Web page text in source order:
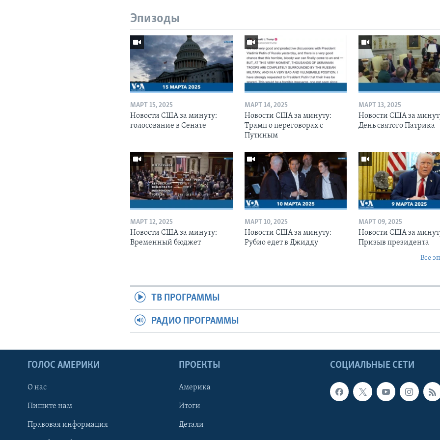
Эпизоды
МАРТ 15, 2025
Новости США за минуту:
голосование в Сенате
МАРТ 14, 2025
Новости США за минуту:
Трамп о переговорах с
Путиным
МАРТ 13, 2025
Новости США за
День святого Патрика
МАРТ 12, 2025
Новости США за минуту:
Временный бюджет
МАРТ 10, 2025
Новости США за минуту:
Рубио едет в Джидду
МАРТ 09, 2025
Новости США за
Призыв президента
Все
ТВ ПРОГРАММЫ
РАДИО ПРОГРАММЫ
СОЦИАЛЬНЫЕ СЕТИ
ГОЛОС АМЕРИКИ
О нас
Пишите нам
Правовая информация
ПРОЕКТЫ
Америка
Итоги
Детали